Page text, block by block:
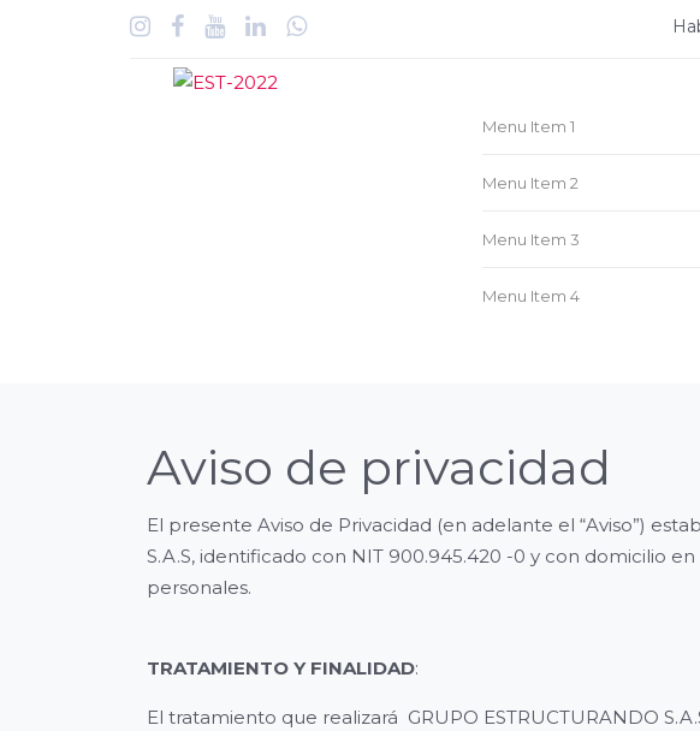
Menu Item 1
Menu Item 2
Menu Item 3
Menu Item 4
Aviso de privacidad
El presente Aviso de Privacidad (en adelante el “Aviso”)
S.A.S, identificado con NIT 900.945.420 -0 y con domicilio
personales.
TRATAMIENTO Y FINALIDAD:
El tratamiento que realizará GRUPO ESTRUCTURANDO